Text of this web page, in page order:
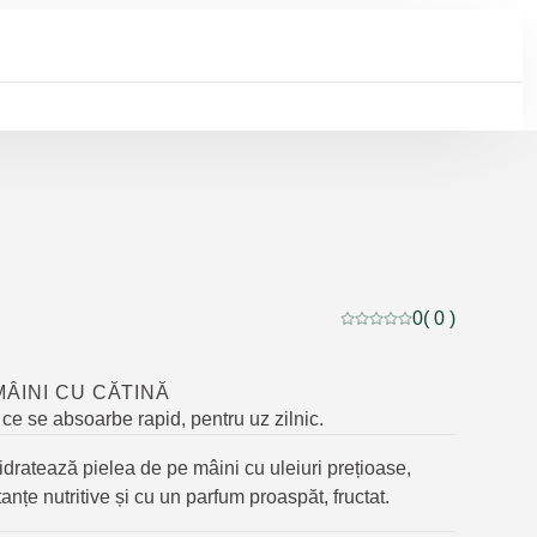
Evaluare curentă: 0
0( 0 )
CU CĂTINĂ
se absoarbe rapid, pentru uz zilnic.
pielea de pe mâini cu uleiuri prețioase,
nutritive și cu un parfum proaspăt, fructat.